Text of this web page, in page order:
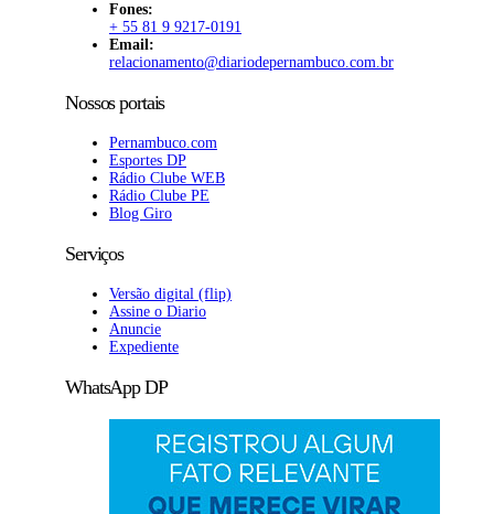
Fones:
+ 55 81 9 9217-0191
Email:
relacionamento@diariodepernambuco.com.br
Nossos portais
Pernambuco.com
Esportes DP
Rádio Clube WEB
Rádio Clube PE
Blog Giro
Serviços
Versão digital (flip)
Assine o Diario
Anuncie
Expediente
WhatsApp DP